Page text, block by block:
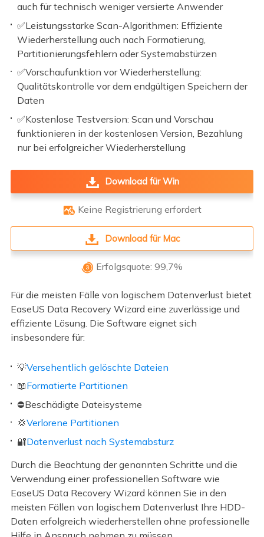
auch für technisch weniger versierte Anwender
✅Leistungsstarke Scan-Algorithmen: Effiziente
Wiederherstellung auch nach Formatierung,
Partitionierungsfehlern oder Systemabstürzen
✅Vorschaufunktion vor Wiederherstellung:
Qualitätskontrolle vor dem endgültigen Speichern der
Daten
✅Kostenlose Testversion: Scan und Vorschau
funktionieren in der kostenlosen Version, Bezahlung
nur bei erfolgreicher Wiederherstellung
Download für Win
 Keine Registrierung erfordert
Download für Mac
 Erfolgsquote: 99,7%
Für die meisten Fälle von logischem Datenverlust bietet
EaseUS Data Recovery Wizard eine zuverlässige und
effiziente Lösung. Die Software eignet sich
insbesondere für:
💡Versehentlich gelöschte Dateien
📖Formatierte Partitionen
⛔Beschädigte Dateisysteme
💢Verlorene Partitionen
🔐Datenverlust nach Systemabsturz
Durch die Beachtung der genannten Schritte und die
Verwendung einer professionellen Software wie
EaseUS Data Recovery Wizard können Sie in den
meisten Fällen von logischem Datenverlust Ihre HDD-
Daten erfolgreich wiederherstellen ohne professionelle